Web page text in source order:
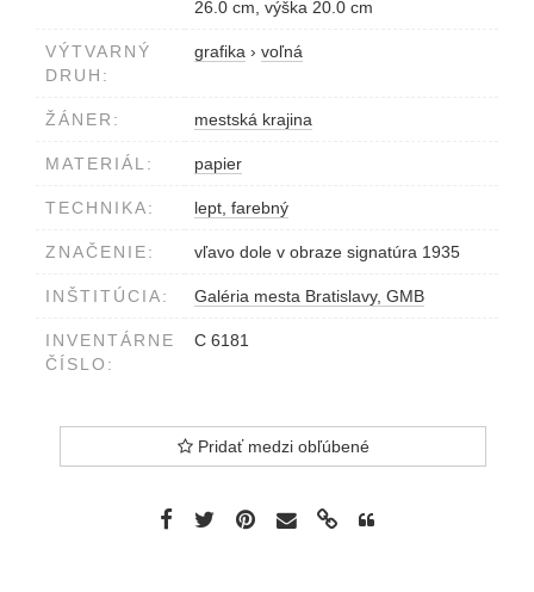
26.0 cm, výška 20.0 cm
VÝTVARNÝ
DRUH:
grafika › voľná
ŽÁNER: mestská krajina
MATERIÁL: papier
TECHNIKA: lept, farebný
ZNAČENIE: vľavo dole v obraze signatúra 1935
INŠTITÚCIA: Galéria mesta Bratislavy, GMB
INVENTÁRNE
ČÍSLO:
C 6181
Pridať medzi obľúbené